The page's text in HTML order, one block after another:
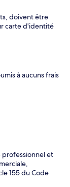
doivent être
carte d'identité
à aucuns frais
et
155 du Code